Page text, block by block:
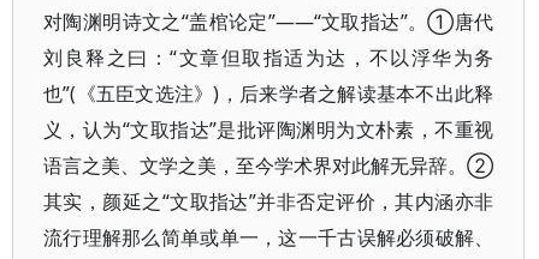
对陶渊明诗文之“盖棺论定”——“文取指达”。①唐代
刘良释之曰：“文章但取指适为达，不以浮华为务
也”(《五臣文选注》)，后来学者之解读基本不出此释
义，认为“文取指达”是批评陶渊明为文朴素，不重视
语言之美、文学之美，至今学术界对此解无异辞。②
其实，颜延之“文取指达”并非否定评价，其内涵亦非
流行理解那么简单或单一，这一千古误解必须破解、